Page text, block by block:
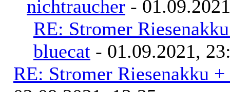
nichtraucher -
RE: Stromer
bluecat - 01.09.2021,
RE: Stromer Riesenakku